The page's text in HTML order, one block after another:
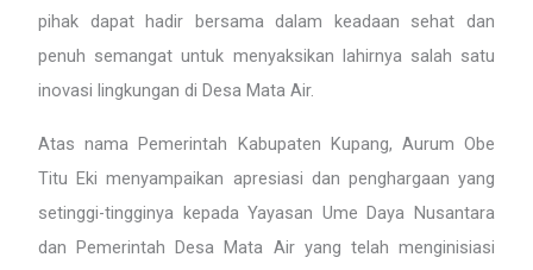
pihak dapat hadir bersama dalam keadaan sehat dan
penuh semangat untuk menyaksikan lahirnya salah satu
inovasi lingkungan di Desa Mata Air.
Atas nama Pemerintah Kabupaten Kupang, Aurum Obe
Titu Eki menyampaikan apresiasi dan penghargaan yang
setinggi-tingginya kepada Yayasan Ume Daya Nusantara
dan Pemerintah Desa Mata Air yang telah menginisiasi